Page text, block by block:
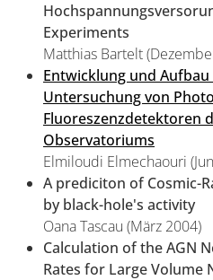
Experiments
Matthias Bartelt
Entwicklung und
Untersuchung von
Fluoreszenzdetektoren
Observatoriums
Elmiloudi Elmechaouri
A prediciton of Cosmic-
by black-hole's activity
Oana Tascau (März 2004)
Calculation of the AGN
Rates for Large Volume